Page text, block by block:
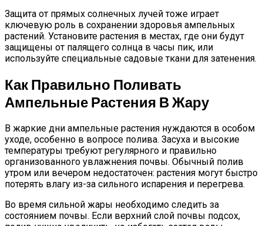
Защита от прямых солнечных лучей тоже играет
ключевую роль в сохранении здоровья ампельных
растений. Установите растения в местах, где они будут
защищены от палящего солнца в часы пик, или
используйте специальные садовые ткани для затенения.
Как Правильно Поливать
Ампельные Растения В Жару
В жаркие дни ампельные растения нуждаются в особом
уходе, особенно в вопросе полива. Засуха и высокие
температуры требуют регулярного и правильно
организованного увлажнения почвы. Обычный полив
утром или вечером недостаточен: растения могут быстро
потерять влагу из-за сильного испарения и перегрева.
Во время сильной жары необходимо следить за
состоянием почвы. Если верхний слой почвы подсох,